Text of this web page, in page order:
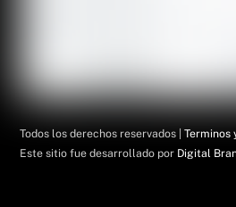
Todos los derechos reservados |Terminos
Este sitio fue desarrollado por Digital